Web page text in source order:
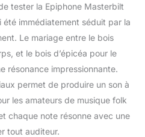
préoccupations.
tester la Epiphone Masterbilt
été immédiatement séduit par la
Le mariage entre le bois
et le bois d’épicéa pour le
résonance impressionnante.
permet de produire un son à
les amateurs de musique folk
chaque note résonne avec une
tout auditeur.